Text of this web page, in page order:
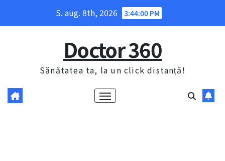
S. aug. 8th, 2026 3:44:01 PM
Doctor 360
Sănătatea ta, la un click distanță!